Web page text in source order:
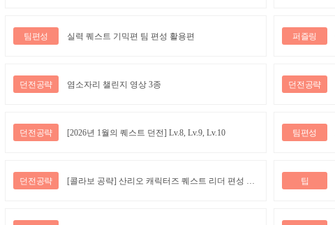
팀편성 실력 퀘스트 기믹편 팀 편성 활용편 퍼즐링
던전공략 염소자리 챌린지 영상 3종 던전공략
던전공략 [2026년 1월의 퀘스트 던전] Lv.8, Lv.9, Lv.10 팀편성
던전공략 [콜라보 공략] 산리오 캐릭터즈 퀘스트 리더 편성 미션 공략(클리어 파티 추가) 팁